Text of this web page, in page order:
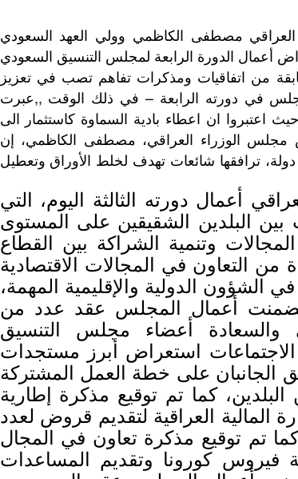
مصطفى الكاظمي وولي العهد السعودي
أعمال الدورة الرابعة لمجلس التنسيق السعودي
من اتفاقيات ومذكرات تفاهم تصب في تعزيز
في دورته الرابعة – في ذلك الوقت ,,عبرت
ان اعطاء بادية السماوة كاستثمار الى
مجلس الوزراء العراقي، مصطفى الكاظمي، إن
ترافقها شائعات تهدف لخلط الأوراق وتعطيل
أعمال دورته الثالثة اليوم، التي
بين البلدين الشقيقين على المستوى
وتنمية الشراكة بين القطاع
من التعاون في المجالات الاقتصادية
الشؤون الدولية والإقليمية المهمة،
تضمنت أعمال المجلس عقد عدد من
والسعادة أعضاء مجلس التنسيق
استعراض أبرز مستجدات
الجانبان على خطة العمل المشتركة
البلدين، كما تم توقيع مذكرة إطارية
المالية العراقية لتقديم قروض لعدد
تم توقيع مذكرة تعاون في المجال
فيروس كورونا وتقديم المساعدات